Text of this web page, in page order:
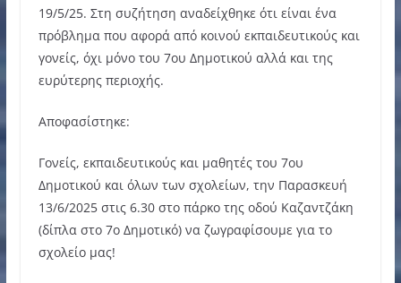
19/5/25. Στη συζήτηση αναδείχθηκε ότι είναι ένα
πρόβλημα που αφορά από κοινού εκπαιδευτικούς και
γονείς, όχι μόνο του 7ου Δημοτικού αλλά και της
ευρύτερης περιοχής.
Αποφασίστηκε:
Γονείς, εκπαιδευτικούς και μαθητές του 7ου
Δημοτικού και όλων των σχολείων, την Παρασκευή
13/6/2025 στις 6.30 στο πάρκο της οδού Καζαντζάκη
(δίπλα στο 7ο Δημοτικό) να ζωγραφίσουμε για το
σχολείο μας!